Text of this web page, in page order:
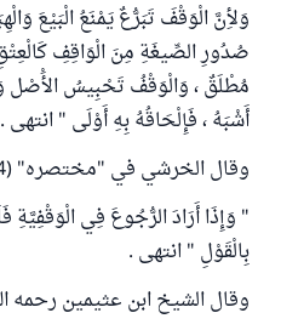
وَلأِنَّ الْوَقْفَ تَبَرُّعٌ يَمْنَعُ الْبَيْعَ
صُدُورِ الصِّيغَةِ مِنَ الْوَاقِفِ كَالْعِتْقِ
مُطْلَقٌ ، وَالْوَقْفُ تَحْبِيسُ الأَْصْل
أَشْبَهُ ، فَإِلْحَاقُهُ بِهِ أَوْلَى " انتهى .
وقال الخرشي في "مختصره" (7/84) :
" وَإِذَا أَرَادَ الرُّجُوعَ فِي
بِالْقَوْلِ " انتهى .
وقال الشيخ ابن عثيمين رحمه